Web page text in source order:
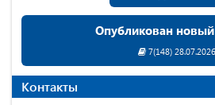
Опубликован
7(148)
Контакты